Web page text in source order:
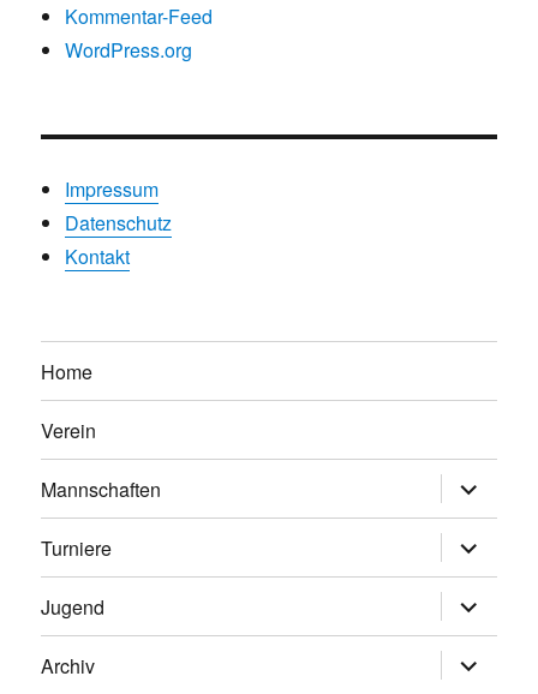
Kommentar-Feed
WordPress.org
Impressum
Datenschutz
Kontakt
Home
Verein
Mannschaften
anzeigen
Turniere
anzeigen
Jugend
anzeigen
Archiv
anzeigen